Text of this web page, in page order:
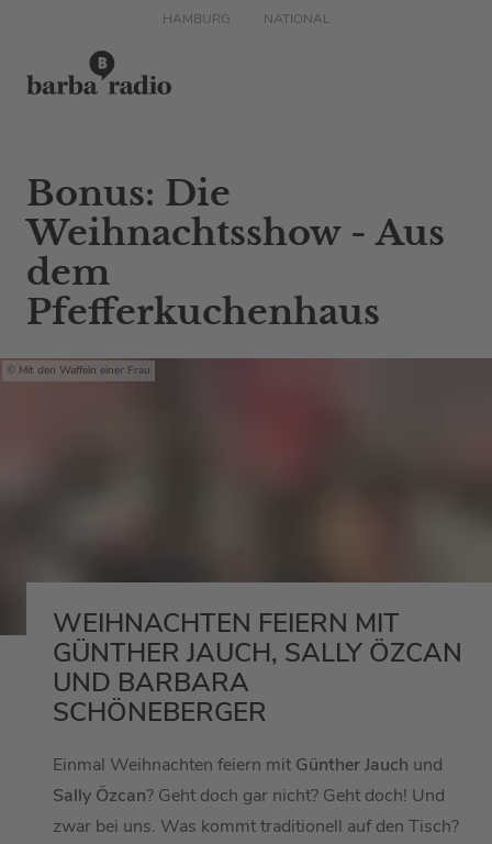
HAMBURG NATIONAL
Bonus: Die
Weihnachtsshow - Aus
dem
Pfefferkuchenhaus
Mit den Waffeln einer Frau
WEIHNACHTEN FEIERN MIT
GÜNTHER JAUCH, SALLY ÖZCAN
UND BARBARA
SCHÖNEBERGER
Einmal Weihnachten feiern mit Günther Jauch und
Sally Özcan? Geht doch gar nicht? Geht doch! Und
zwar bei uns. Was kommt traditionell auf den Tisch?